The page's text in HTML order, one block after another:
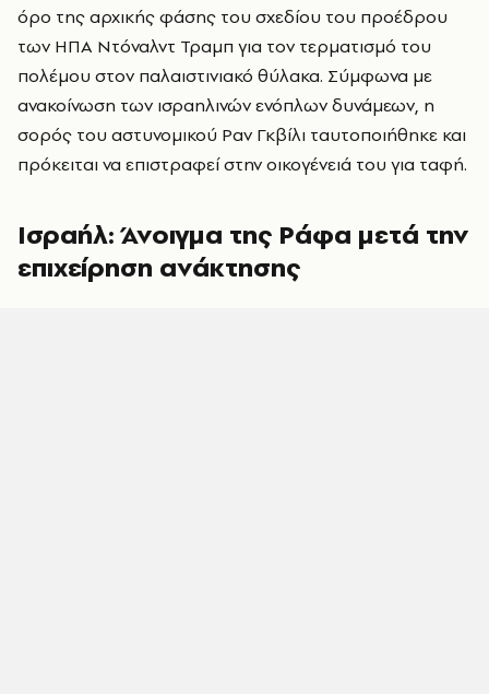
όρο της αρχικής φάσης του σχεδίου του προέδρου
των ΗΠΑ Ντόναλντ Τραμπ για τον τερματισμό του
πολέμου στον παλαιστινιακό θύλακα. Σύμφωνα με
ανακοίνωση των ισραηλινών ενόπλων δυνάμεων, η
σορός του αστυνομικού Ραν Γκβίλι ταυτοποιήθηκε και
πρόκειται να επιστραφεί στην οικογένειά του για ταφή.
Ισραήλ: Άνοιγμα της Ράφα μετά την
επιχείρηση ανάκτησης